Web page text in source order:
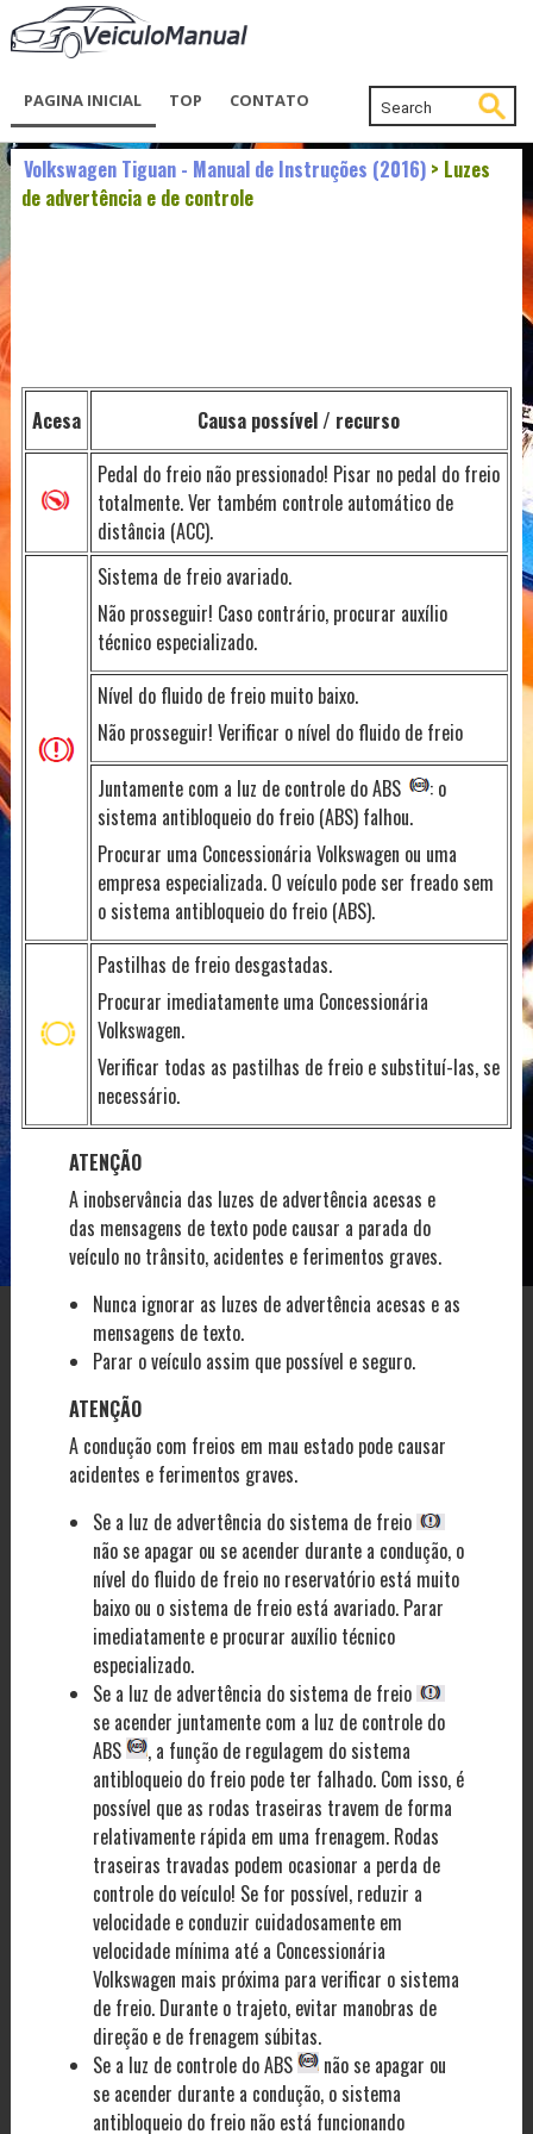
PAGINA INICIAL TOP CONTATO
Volkswagen Tiguan - Manual de Instruções (2016)> Luzes
de advertência e de controle
Acesa
Causa possível / recurso
Pedal do freio não pressionado! Pisar no pedal do freio
totalmente. Ver também controle automático de
distância (ACC).
Sistema de freio avariado.
Não prosseguir! Caso contrário, procurar auxílio
técnico especializado.
Nível do fluido de freio muito baixo.
Não prosseguir! Verificar o nível do fluido de freio
Juntamente com a luz de controle do ABS
: o
sistema antibloqueio do freio (ABS) falhou.
Procurar uma Concessionária Volkswagen ou uma
empresa especializada. O veículo pode ser freado sem
o sistema antibloqueio do freio (ABS).
Pastilhas de freio desgastadas.
Procurar imediatamente uma Concessionária
Volkswagen.
Verificar todas as pastilhas de freio e substituí-las, se
necessário.
ATENÇÃO
A inobservância das luzes de advertência acesas e
das mensagens de texto pode causar a parada do
veículo no trânsito, acidentes e ferimentos graves.
Nunca ignorar as luzes de advertência acesas e as
mensagens de texto.
Parar o veículo assim que possível e seguro.
ATENÇÃO
A condução com freios em mau estado pode causar
acidentes e ferimentos graves.
Se a luz de advertência do sistema de freio
não se apagar ou se acender durante a condução, o
nível do fluido de freio no reservatório está muito
baixo ou o sistema de freio está avariado. Parar
imediatamente e procurar auxílio técnico
especializado.
Se a luz de advertência do sistema de freio
se acender juntamente com a luz de controle do
ABS
, a função de regulagem do sistema
antibloqueio do freio pode ter falhado. Com isso, é
possível que as rodas traseiras travem de forma
relativamente rápida em uma frenagem. Rodas
traseiras travadas podem ocasionar a perda de
controle do veículo! Se for possível, reduzir a
velocidade e conduzir cuidadosamente em
velocidade mínima até a Concessionária
Volkswagen mais próxima para verificar o sistema
de freio. Durante o trajeto, evitar manobras de
direção e de frenagem súbitas.
Se a luz de controle do ABS
não se apagar ou
se acender durante a condução, o sistema
antibloqueio do freio não está funcionando